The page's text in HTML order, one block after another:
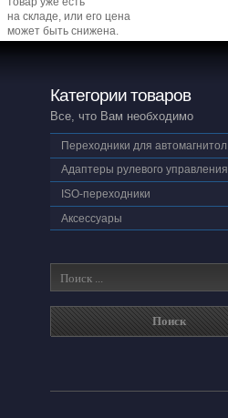
на складе, или его цена
может быть снижена.
Категории товаров
Все, что Вам необходимо
Переходники для автомагнитол
Адаптеры рулевого управления
ISO-переходники
Аксессуары